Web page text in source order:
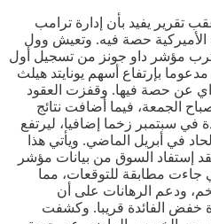
إنتل بأكثر من 3% عقب تقرير يفيد بأن إدارة ترامب
حصة فيه. وتعيش وول
مؤشر داو جونز من تسجيل أول
قياسي منذ ديسمبر 2024، مدعوما بإرتفاع أسهم يونايتد هيلث
عن حصة فيها. وقفزت العقود
جونز إلى 290 نقطة صباح الجمعة، فيما أضافت نتائج
في سبتمبر زخما إضافيا، ليرتفع
هبوطه الحاد في أبريل الماضي. ويأتي هذا
إستفاد السوق من بيانات مؤشر
جاءت مطابقة للتوقعات، مما
ودعم الرهانات على أن
خفض الفائدة قريبا. وكشفت